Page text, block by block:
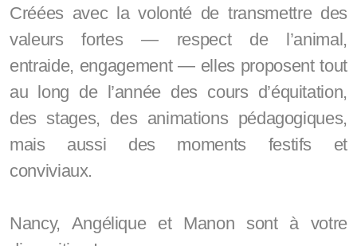
Créées avec la volonté de transmettre des
valeurs fortes — respect de l’animal,
entraide, engagement — elles proposent tout
au long de l’année des cours d’équitation,
des stages, des animations pédagogiques,
mais aussi des moments festifs et
conviviaux.
Nancy, Angélique et Manon sont à votre